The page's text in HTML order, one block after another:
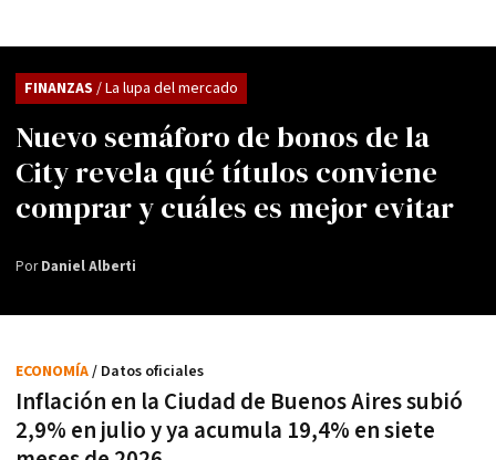
Nuevo semáforo de bonos de la
City revela qué títulos conviene
comprar y cuáles es mejor evitar
FINANZAS / La lupa del mercado
PorDaniel Alberti
Inflación en la Ciudad de Buenos Aires subió
2,9% en julio y ya acumula 19,4% en siete
ECONOMÍA/ Datos oficiales